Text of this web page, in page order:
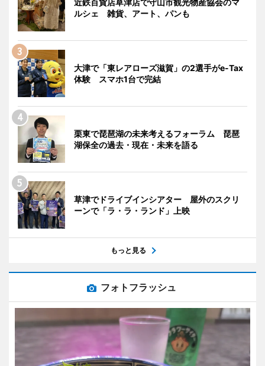
近鉄百貨店草津店で守山市観光物産協会のマ
ルシェ 雑貨、アート、パンも
大津で「東レアローズ滋賀」の2選手がe-Tax
体験 スマホ1台で完結
栗東で琵琶湖の未来考えるフォーラム 琵琶
湖保全の過去・現在・未来を語る
草津でドライブインシアター 屋外のスクリ
ーンで「ラ・ラ・ランド」上映
もっと見る
フォトフラッシュ